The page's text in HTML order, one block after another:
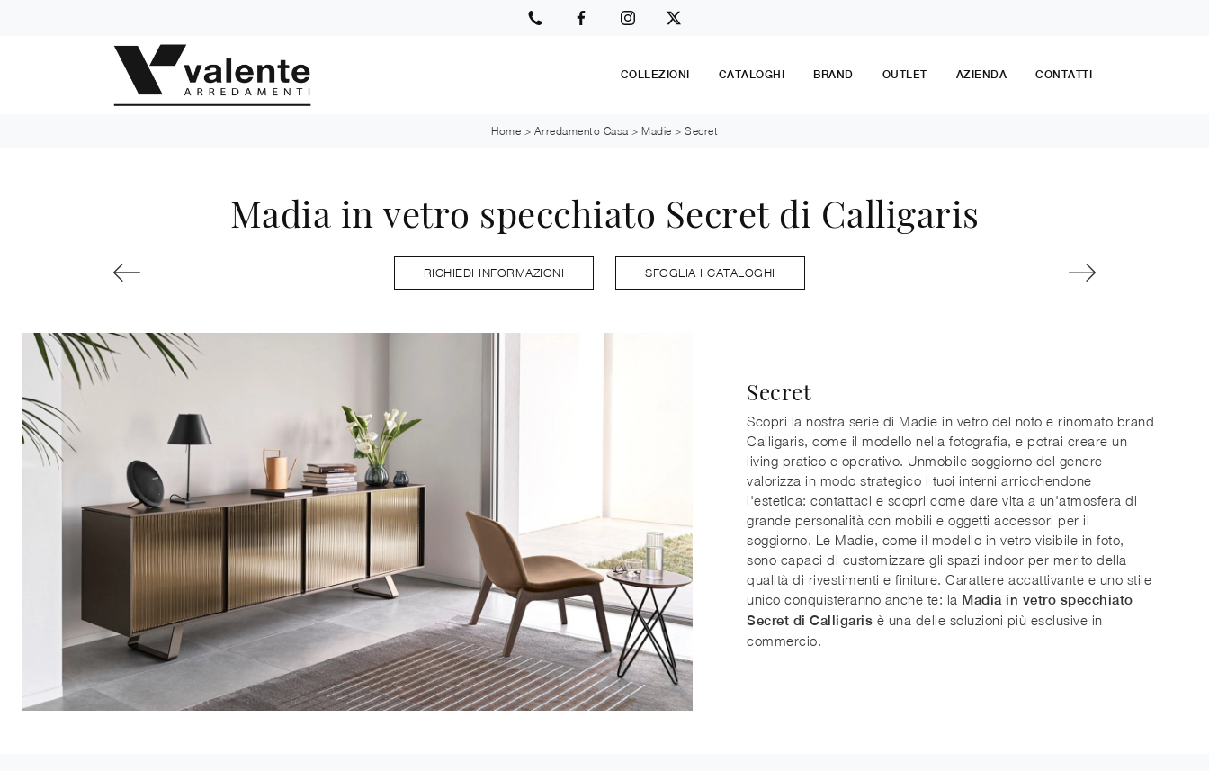
COLLEZIONI CATALOGHI BRAND OUTLET AZIENDA CONTATTI
Home > Arredamento Casa > Madie > Secret
Madia in vetro specchiato Secret di Calligaris
RICHIEDI INFORMAZIONI SFOGLIA I CATALOGHI
Secret
Scopri la nostra serie di Madie in vetro del noto e rinomato brand
Calligaris, come il modello nella fotografia, e potrai creare un
living pratico e operativo. Unmobile soggiorno del genere
valorizza in modo strategico i tuoi interni arricchendone
l'estetica: contattaci e scopri come dare vita a un'atmosfera di
grande personalità con mobili e oggetti accessori per il
soggiorno. Le Madie, come il modello in vetro visibile in foto,
sono capaci di customizzare gli spazi indoor per merito della
qualità di rivestimenti e finiture. Carattere accattivante e uno stile
unico conquisteranno anche te: la Madia in vetro specchiato
Secret di Calligaris è una delle soluzioni più esclusive in
commercio.